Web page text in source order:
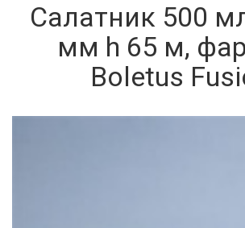
Салатник 500
мм h 65 м,
Boletus